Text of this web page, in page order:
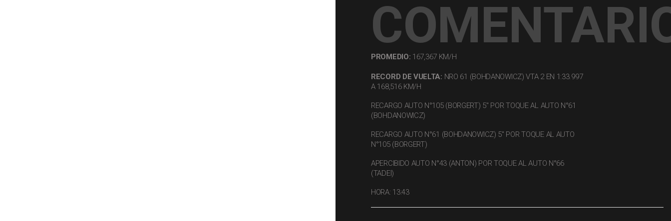
PROMEDIO: 167,367 KM/H
RECORD DE VUELTA: NRO 61 (BOHDANOWICZ) VTA 2 EN 1:33.997
A 168,516 KM/H
RECARGO AUTO N°105 (BORGERT) 5" POR TOQUE AL AUTO N°61
(BOHDANOWICZ)
RECARGO AUTO N°61 (BOHDANOWICZ) 5" POR TOQUE AL AUTO
N°105 (BORGERT)
APERCIBIDO AUTO N°43 (ANTON) POR TOQUE AL AUTO N°66
(TADEI)
HORA: 13:43